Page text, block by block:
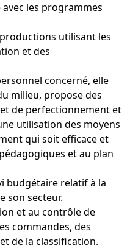
les programmes
utilisant les
et des
concerné, elle
milieu, propose des
de perfectionnement et
utilisation des moyens
qui soit efficace et
et au plan
budgétaire relatif à la
son secteur.
et au contrôle de
commandes, des
de la classification.